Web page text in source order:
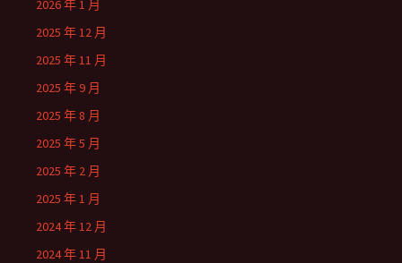
2026 年 1 月
2025 年 12 月
2025 年 11 月
2025 年 9 月
2025 年 8 月
2025 年 5 月
2025 年 2 月
2025 年 1 月
2024 年 12 月
2024 年 11 月